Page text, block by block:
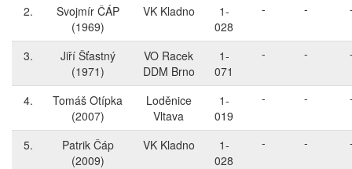
2.
Svojmír ČÁP
(1969)
VK Kladno
1-
028
- -
3.
Jiří Šťastný
(1971)
VO Racek
DDM Brno
1-
071
- -
4.
Tomáš Otípka
(2007)
Loděnice
Vltava
1-
019
- -
5.
Patrik Čáp
(2009)
VK Kladno
1-
028
- -